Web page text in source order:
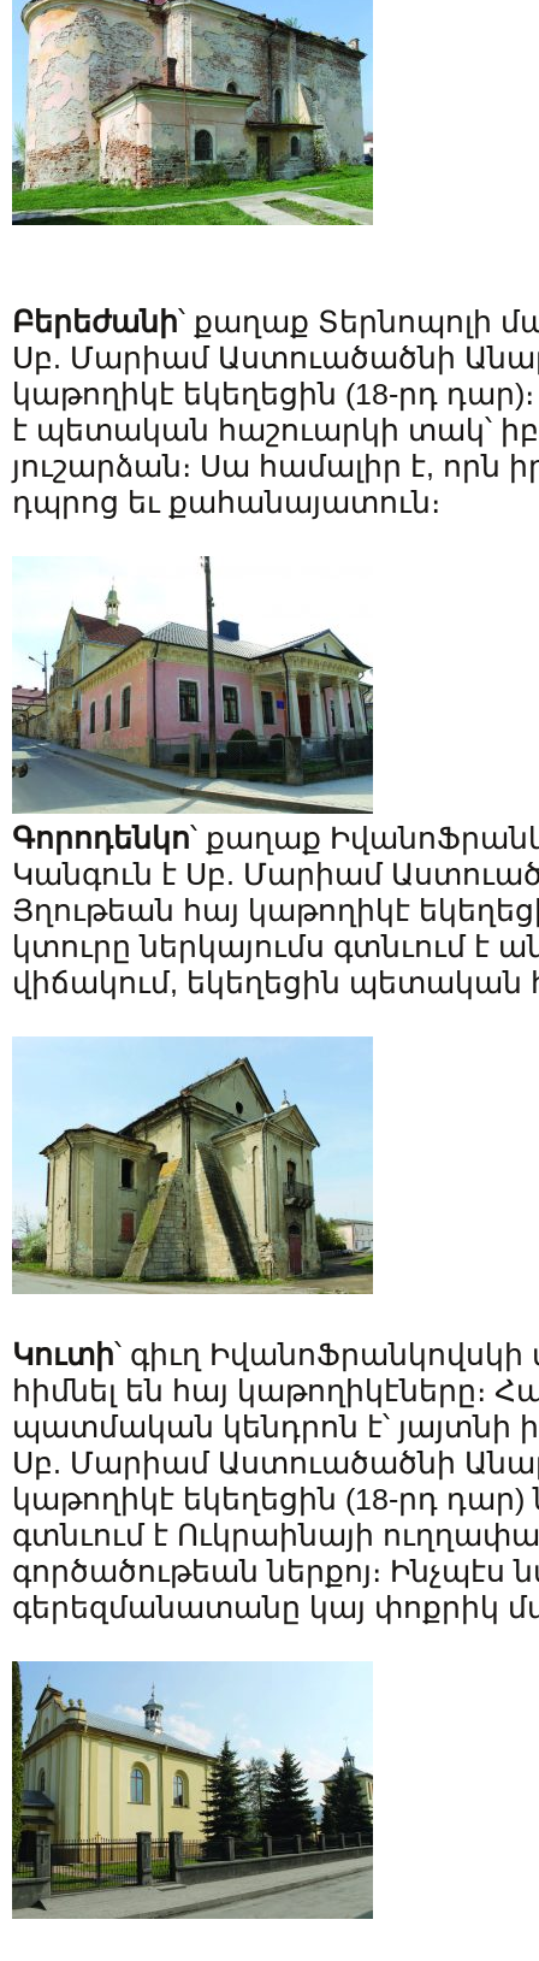
Բերեժանի՝ քաղաք Տերնոպոլի
Սբ. Մարիամ Աստուածածնի
կաթողիկէ եկեղեցին (18-րդ
է պետական հաշուարկի տակ՝
յուշարձան։ Սա համալիր է, որն
դպրոց եւ քահանայատուն։
Գորոդենկո՝ քաղաք
Կանգուն է Սբ. Մարիամ
Յղութեան հայ կաթողիկէ
կտուրը ներկայումս գտնւում է
վիճակում, եկեղեցին պետական
Կուտի՝ գիւղ Իվանո­Ֆրանկովսկի
հիմնել են հայ կաթողիկէները։
պատմական կենդրոն է՝ յայտնի
Սբ. Մարիամ Աստուածածնի
կաթողիկէ եկեղեցին (18-րդ դար)
գտնւում է Ուկրաինայի
գործածութեան ներքոյ։ Ինչպէս
գերեզմանատանը կայ փոքրիկ